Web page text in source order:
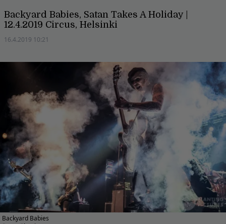
Backyard Babies, Satan Takes A Holiday |
12.4.2019 Circus, Helsinki
16.4.2019 10:21
Backyard Babies